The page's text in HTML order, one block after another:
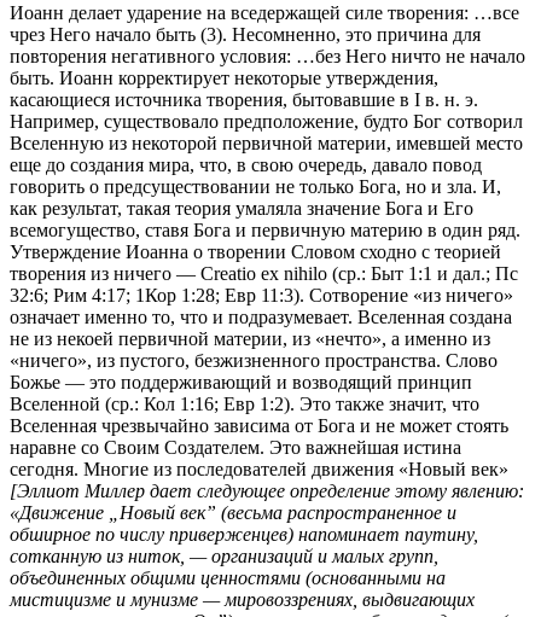
Иоанн делает ударение на вседержащей силе творения: …все
чрез Него начало быть (3). Несомненно, это причина для
повторения негативного условия: …без Него ничто не начало
быть. Иоанн корректирует некоторые утверждения,
касающиеся источника творения, бытовавшие в I в. н. э.
Например, существовало предположение, будто Бог сотворил
Вселенную из некоторой первичной материи, имевшей место
еще до создания мира, что, в свою очередь, давало повод
говорить о предсуществовании не только Бога, но и зла. И,
как результат, такая теория умаляла значение Бога и Его
всемогущество, ставя Бога и первичную материю в один ряд.
Утверждение Иоанна о творении Словом сходно с теорией
творения из ничего — Creatio ex nihilo (ср.: Быт 1:1 и дал.; Пс
32:6; Рим 4:17; 1Кор 1:28; Евр 11:3). Сотворение «из ничего»
означает именно то, что и подразумевает. Вселенная создана
не из некоей первичной материи, из «нечто», а именно из
«ничего», из пустого, безжизненного пространства. Слово
Божье — это поддерживающий и возводящий принцип
Вселенной (ср.: Кол 1:16; Евр 1:2). Это также значит, что
Вселенная чрезвычайно зависима от Бога и не может стоять
наравне со Своим Создателем. Это важнейшая истина
сегодня. Многие из последователей движения «Новый век»
[Эллиот Миллер дает следующее определение этому явлению:
«Движение „Новый век” (весьма распространенное и
обширное по числу приверженцев) напоминает паутину,
сотканную из ниток, — организаций и малых групп,
объединенных общими ценностями (основанными на
мистицизме и мунизме — мировоззрениях, выдвигающих